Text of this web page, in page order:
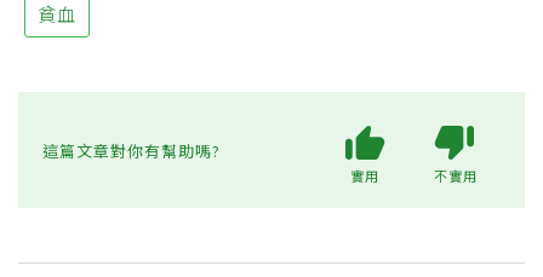
貧血
這篇文章對你有幫助嗎?
實用 不實用